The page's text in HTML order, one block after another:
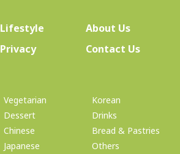
Lifestyle About Us(current)
Privacy
Contact Us
Vegetarian
Dessert
Chinese
Japanese
Korean
Drinks
Bread & Pastries
Others